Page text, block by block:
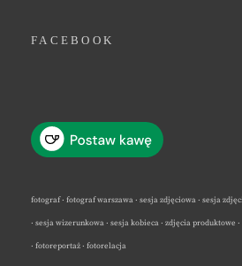
FACEBOOK
fotograf · fotograf warszawa · sesja zdjęciowa · sesja
· sesja wizerunkowa · sesja kobieca · zdjęcia produktowe
· fotoreportaż · fotorelacja